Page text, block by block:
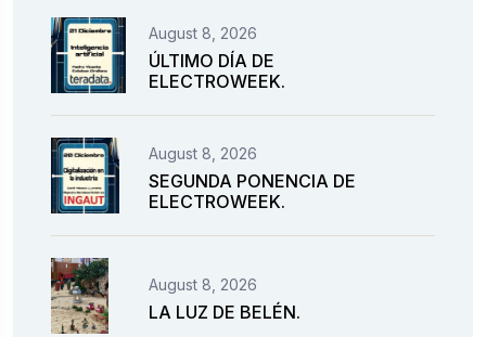
August 8, 2026
ÚLTIMO DÍA DE
ELECTROWEEK.
August 8, 2026
SEGUNDA PONENCIA DE
ELECTROWEEK.
August 8, 2026
LA LUZ DE BELÉN.